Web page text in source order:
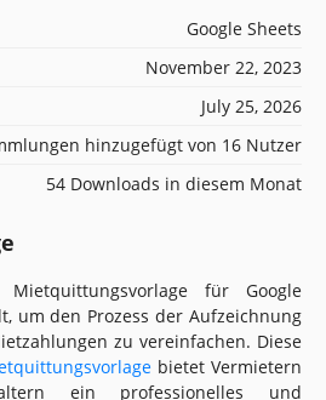
Google Sheets
November 22, 2023
July 25, 2026
hinzugefügt von 16 Nutzer
54 Downloads in diesem Monat
Mietquittungsvorlage für Google
um den Prozess der Aufzeichnung
zu vereinfachen. Diese
bietet Vermietern
ein professionelles und